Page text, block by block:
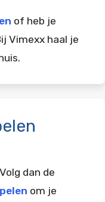
of heb je
Vimexx haal je
dan de
om je